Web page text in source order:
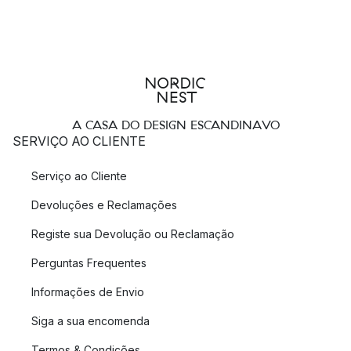
Estrelas de Advento sobre pé
escolher uma estrela sobre um pé, onde a base da lâmpada é
mesa em forma de estrelas do Advento podem ser colocados
tanto na janela como, por exemplo, numa arca de gavetas ou
atmosfera de Natal correcta por toda a casa.
Ao escolher a sua estrela, tem de considerar várias coisas,
A CASA DO DESIGN ESCANDINAVO
SERVIÇO AO CLIENTE
Serviço ao Cliente
Devoluções e Reclamações
Registe sua Devolução ou Reclamação
Perguntas Frequentes
Informações de Envio
Siga a sua encomenda